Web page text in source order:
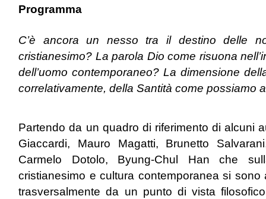
Programma
C’è ancora un nesso tra il destino delle
cristianesimo? La parola Dio come risuona
dell’uomo contemporaneo? La dimensione
correlativamente, della Santità come possiamo
Partendo da un quadro di riferimento di alcuni
Giaccardi, Mauro Magatti, Brunetto
Carmelo Dotolo, Byung-Chul Han che
cristianesimo e cultura contemporanea si
trasversalmente da un punto di vista